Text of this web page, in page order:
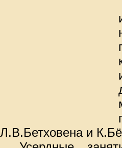
Л.В.Бетховена и